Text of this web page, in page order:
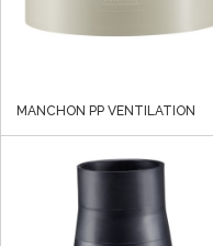
MANCHON PP VENTILATION